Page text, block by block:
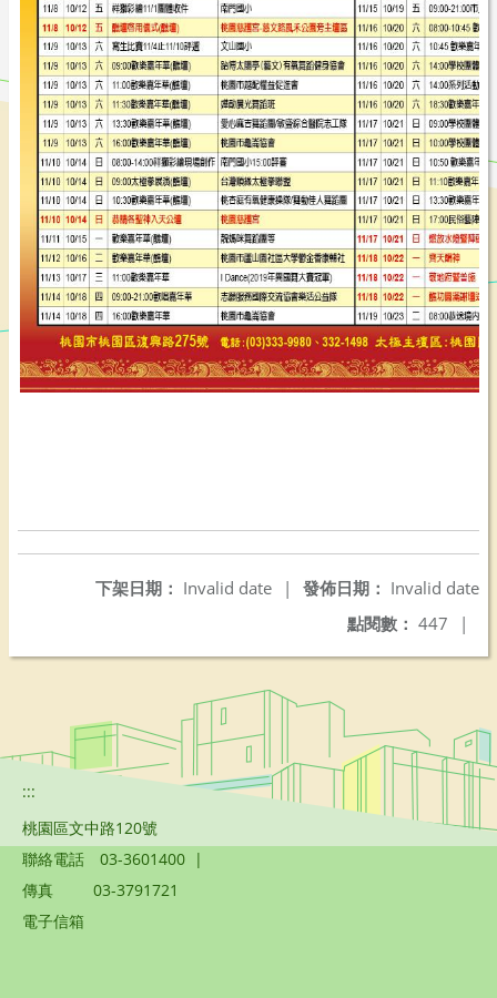
發佈日期： Invalid date
下架日期： Invalid date
|
點閱數： 447 |
:::
桃園區文中路120號
聯絡電話
03-3601400 |
傳真
03-3791721
電子信箱